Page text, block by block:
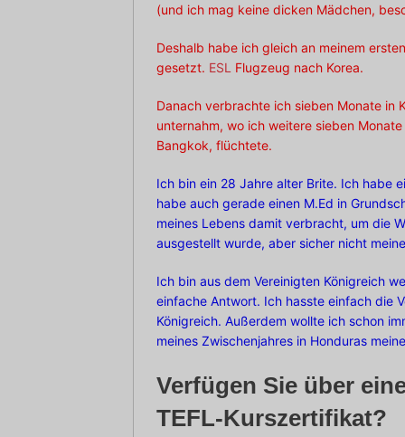
(und ich mag keine dicken Mädchen,
Deshalb habe ich gleich an meinem
gesetzt. ESL Flugzeug nach Korea.
Danach verbrachte ich sieben Monate in
unternahm, wo ich weitere sieben
Bangkok, flüchtete.
Ich bin ein 28 Jahre alter Brite. Ich habe
habe auch gerade einen M.Ed in
meines Lebens damit verbracht, um die
ausgestellt wurde, aber sicher nicht
Ich bin aus dem Vereinigten Königreich
einfache Antwort. Ich hasste einfach die
Königreich. Außerdem wollte ich schon
meines Zwischenjahres in Honduras
Verfügen Sie über
TEFL-Kurszertifikat?